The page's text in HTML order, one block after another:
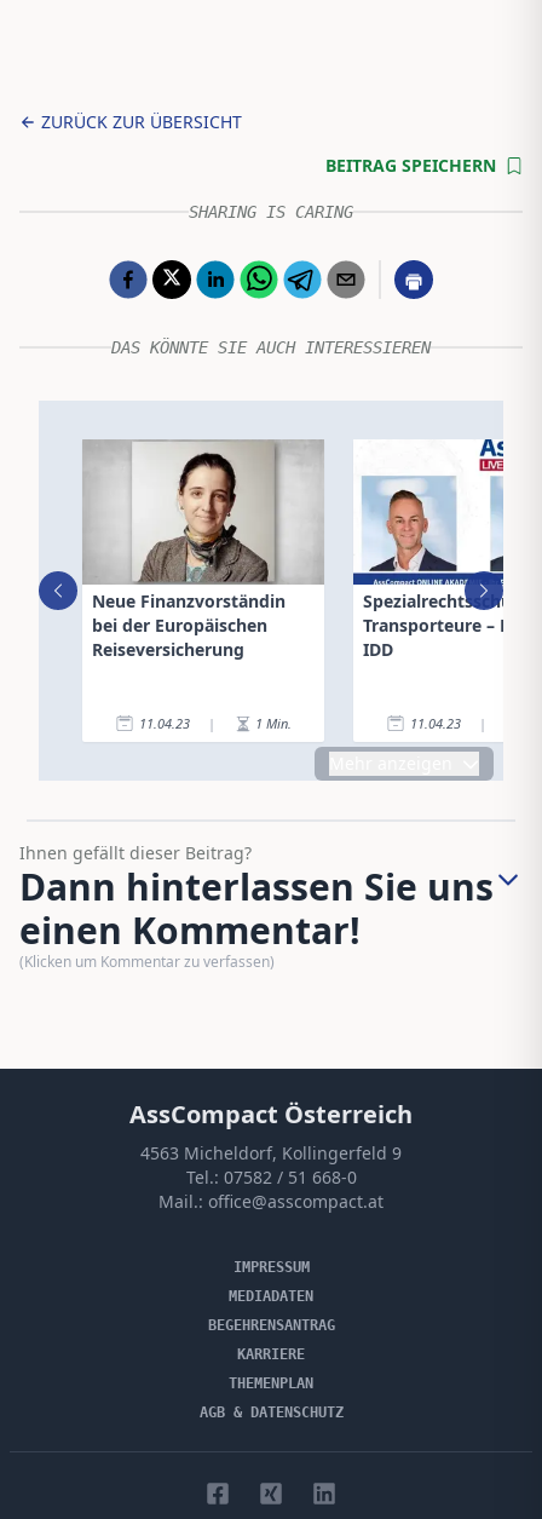
ZURÜCK ZUR ÜBERSICHT
BEITRAG SPEICHERN
SHARING IS CARING
DAS KÖNNTE SIE AUCH INTERESSIEREN
Neue Finanzvorständin
bei der Europäischen
Reiseversicherung
11.04.23 | 1 Min.
Spezialrechtsschutz
Transporteure – Live
IDD
11.04.23 |
Ihnen gefällt dieser Beitrag?
Dann hinterlassen Sie uns
einen Kommentar!
(Klicken um Kommentar zu verfassen)
AssCompact Österreich
4563 Micheldorf, Kollingerfeld 9
Tel.: 07582 / 51 668-0
Mail.: office@asscompact.at
IMPRESSUM
MEDIADATEN
BEGEHRENSANTRAG
KARRIERE
THEMENPLAN
AGB & DATENSCHUTZ